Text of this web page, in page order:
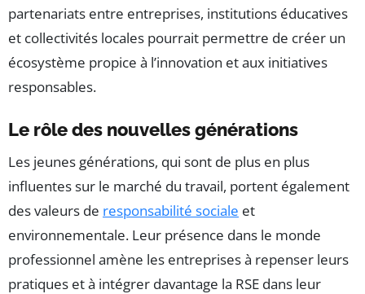
partenariats entre entreprises, institutions éducatives
et collectivités locales pourrait permettre de créer un
écosystème propice à l’innovation et aux initiatives
responsables.
Le rôle des nouvelles générations
Les jeunes générations, qui sont de plus en plus
influentes sur le marché du travail, portent également
des valeurs de responsabilité sociale et
environnementale. Leur présence dans le monde
professionnel amène les entreprises à repenser leurs
pratiques et à intégrer davantage la RSE dans leur